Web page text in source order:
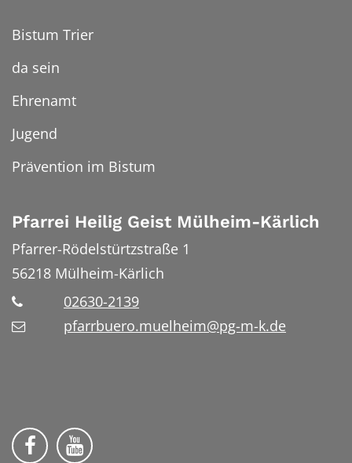
Bistum Trier
da sein
Ehrenamt
Jugend
Prävention im Bistum
Pfarrei Heilig Geist Mülheim-Kärlich
Pfarrer-Rödelstürtzstraße 1
56218 Mülheim-Kärlich
02630-2139
pfarrbuero.muelheim@pg-m-k.de
Wir auf Facebook
Wir auf YouTube